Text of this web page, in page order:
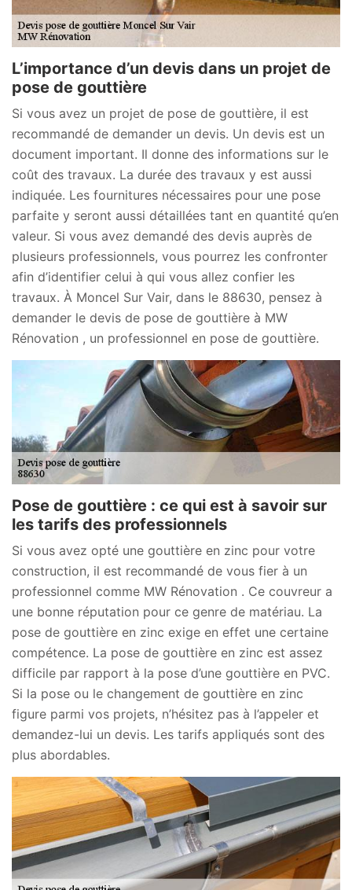
L’importance d’un devis dans un projet de
pose de gouttière
Si vous avez un projet de pose de gouttière, il est
recommandé de demander un devis. Un devis est un
document important. Il donne des informations sur le
coût des travaux. La durée des travaux y est aussi
indiquée. Les fournitures nécessaires pour une pose
parfaite y seront aussi détaillées tant en quantité qu’en
valeur. Si vous avez demandé des devis auprès de
plusieurs professionnels, vous pourrez les confronter
afin d’identifier celui à qui vous allez confier les
travaux. À Moncel Sur Vair, dans le 88630, pensez à
demander le devis de pose de gouttière à MW
Rénovation , un professionnel en pose de gouttière.
Pose de gouttière : ce qui est à savoir sur
les tarifs des professionnels
Si vous avez opté une gouttière en zinc pour votre
construction, il est recommandé de vous fier à un
professionnel comme MW Rénovation . Ce couvreur a
une bonne réputation pour ce genre de matériau. La
pose de gouttière en zinc exige en effet une certaine
compétence. La pose de gouttière en zinc est assez
difficile par rapport à la pose d’une gouttière en PVC.
Si la pose ou le changement de gouttière en zinc
figure parmi vos projets, n’hésitez pas à l’appeler et
demandez-lui un devis. Les tarifs appliqués sont des
plus abordables.